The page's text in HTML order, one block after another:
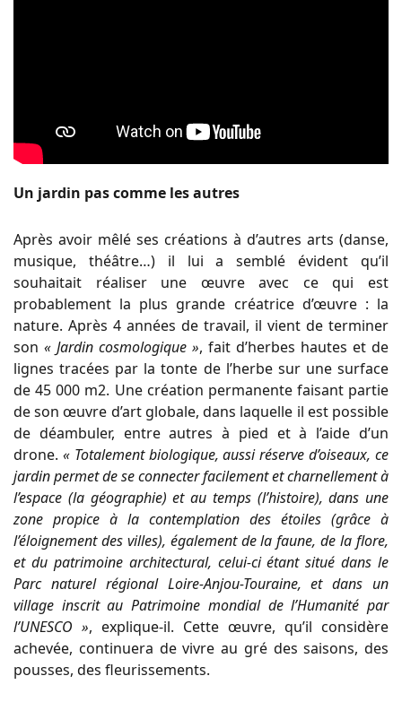
Un jardin pas comme les autres
Après avoir mêlé ses créations à d’autres arts (danse,
musique, théâtre…) il lui a semblé évident qu’il
souhaitait réaliser une œuvre avec ce qui est
probablement la plus grande créatrice d’œuvre : la
nature. Après 4 années de travail, il vient de terminer
son « Jardin cosmologique », fait d’herbes hautes et de
lignes tracées par la tonte de l’herbe sur une surface
de 45 000 m2. Une création permanente faisant partie
de son œuvre d’art globale, dans laquelle il est possible
de déambuler, entre autres à pied et à l’aide d’un
drone. « Totalement biologique, aussi réserve d’oiseaux, ce
jardin permet de se connecter facilement et charnellement à
l’espace (la géographie) et au temps (l’histoire), dans une
zone propice à la contemplation des étoiles (grâce à
l’éloignement des villes), également de la faune, de la flore,
et du patrimoine architectural, celui-ci étant situé dans le
Parc naturel régional Loire-Anjou-Touraine, et dans un
village inscrit au Patrimoine mondial de l’Humanité par
l’UNESCO », explique-il. Cette œuvre, qu’il considère
achevée, continuera de vivre au gré des saisons, des
pousses, des fleurissements.